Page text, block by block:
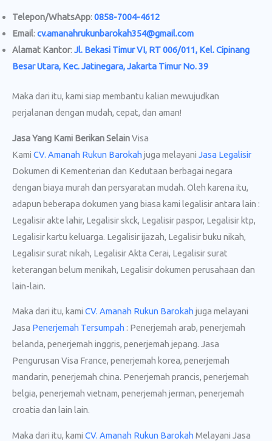
Telepon/WhatsApp: 0858-7004-4612
Email: cv.amanahrukunbarokah354@gmail.com
Alamat Kantor: Jl. Bekasi Timur VI, RT 006/011, Kel. Cipinang
Besar Utara, Kec. Jatinegara, Jakarta Timur No. 39
Maka dari itu, kami siap membantu kalian mewujudkan
perjalanan dengan mudah, cepat, dan aman!
Jasa Yang Kami Berikan SelainVisa
Kami CV. Amanah Rukun Barokah juga melayani Jasa Legalisir
Dokumen di Kementerian dan Kedutaan berbagai negara
dengan biaya murah dan persyaratan mudah. Oleh karena itu,
adapun beberapa dokumen yang biasa kami legalisir antara lain :
Legalisir akte lahir, Legalisir skck, Legalisir paspor, Legalisir ktp,
Legalisir kartu keluarga. Legalisir ijazah, Legalisir buku nikah,
Legalisir surat nikah, Legalisir Akta Cerai, Legalisir surat
keterangan belum menikah, Legalisir dokumen perusahaan dan
lain-lain.
Maka dari itu, kami CV. Amanah Rukun Barokah juga melayani
Jasa Penerjemah Tersumpah : Penerjemah arab, penerjemah
belanda, penerjemah inggris, penerjemah jepang. Jasa
Pengurusan Visa France, penerjemah korea, penerjemah
mandarin, penerjemah china. Penerjemah prancis, penerjemah
belgia, penerjemah vietnam, penerjemah jerman, penerjemah
croatia dan lain lain.
Maka dari itu, kami CV. Amanah Rukun Barokah Melayani Jasa